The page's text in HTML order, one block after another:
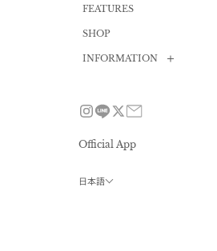
FEATURES
SHOP
INFORMATION
Size guide
Privacy policy
Official App
日本語